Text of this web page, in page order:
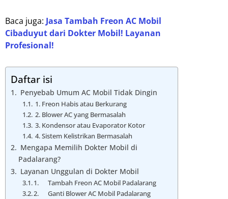
Baca juga: Jasa Tambah Freon AC Mobil
Cibaduyut dari Dokter Mobil! Layanan
Profesional!
Daftar isi
Penyebab Umum AC Mobil Tidak Dingin
1. Freon Habis atau Berkurang
2. Blower AC yang Bermasalah
3. Kondensor atau Evaporator Kotor
4. Sistem Kelistrikan Bermasalah
Mengapa Memilih Dokter Mobil di
Padalarang?
Layanan Unggulan di Dokter Mobil
1. Tambah Freon AC Mobil Padalarang
2. Ganti Blower AC Mobil Padalarang